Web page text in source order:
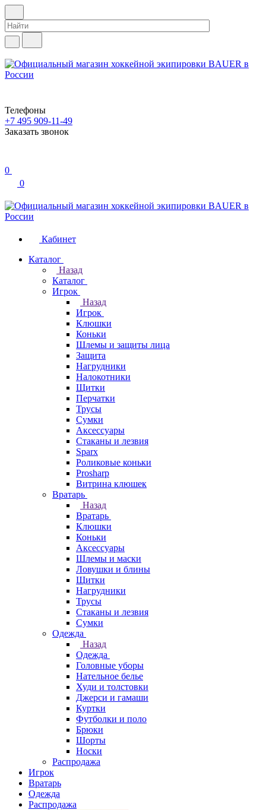
Телефоны
+7 495 909-11-49
Заказать звонок
0
0
Кабинет
Каталог
Назад
Каталог
Игрок
Назад
Игрок
Клюшки
Коньки
Шлемы и защиты лица
Защита
Нагрудники
Налокотники
Щитки
Перчатки
Трусы
Сумки
Аксессуары
Стаканы и лезвия
Sparx
Роликовые коньки
Prosharp
Витрина клюшек
Вратарь
Назад
Вратарь
Клюшки
Коньки
Аксессуары
Шлемы и маски
Ловушки и блины
Щитки
Нагрудники
Трусы
Стаканы и лезвия
Сумки
Одежда
Назад
Одежда
Головные уборы
Нательное белье
Худи и толстовки
Джерси и гамаши
Куртки
Футболки и поло
Брюки
Шорты
Носки
Распродажа
Игрок
Вратарь
Одежда
Распродажа